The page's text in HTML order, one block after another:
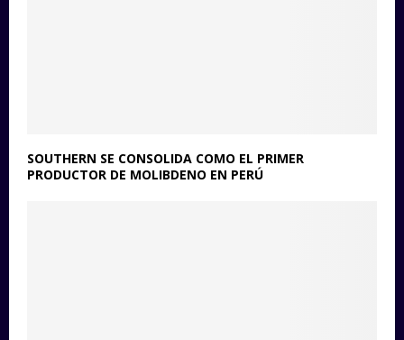
SOUTHERN SE CONSOLIDA COMO EL PRIMER
PRODUCTOR DE MOLIBDENO EN PERÚ